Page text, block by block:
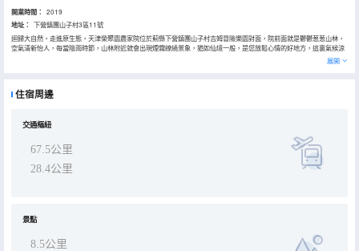
開業時間： 2019
地址：
下營鎮團山子村3區11號
迴歸大自然，走進原生態，天津榮聚園農家院位於薊縣下營鎮團山子村吉姆冒險樂園對面，院前面就是鬱鬱葱葱山林，
空氣清新怡人，每當陰雨時節，山林附近就會出現煙霧繚繞景象，猶如仙境一般，是您放鬆心情的好地方，這裏氣候涼
爽，非常適合避暑，小院對面是吉姆冒險樂園，還有騎馬騎駱駝，隔壁是卡丁車，後山上還有真人cs，非常刺激 ，本小
院距離景區10公里內的還有，黃崖關長城，八仙山，梨木台，九山頂，石龍峽，白蛇谷等十幾個景區。農家院設施齊
展開
住宿周邊
交通樞紐
67.5公里
28.4公里
景點
8.5公里